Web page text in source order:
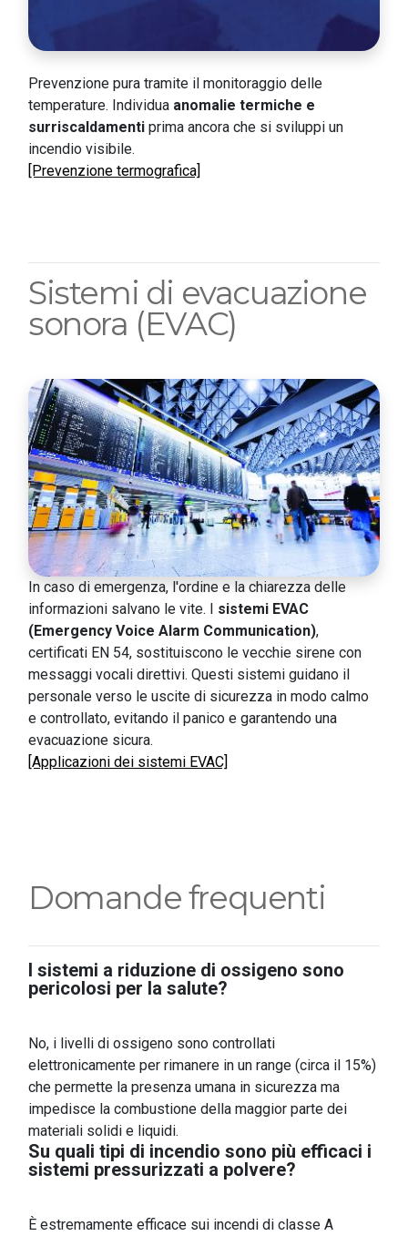
Prevenzione pura tramite il monitoraggio delle
temperature. Individua anomalie termiche e
surriscaldamenti prima ancora che si sviluppi un
incendio visibile.
[Prevenzione termografica]
Sistemi di evacuazione
sonora (EVAC)
In caso di emergenza, l'ordine e la chiarezza delle
informazioni salvano le vite. I sistemi EVAC
(Emergency Voice Alarm Communication),
certificati EN 54, sostituiscono le vecchie sirene con
messaggi vocali direttivi. Questi sistemi guidano il
personale verso le uscite di sicurezza in modo calmo
e controllato, evitando il panico e garantendo una
evacuazione sicura.
[Applicazioni dei sistemi EVAC]
Domande frequenti
I sistemi a riduzione di ossigeno sono
pericolosi per la salute?
No, i livelli di ossigeno sono controllati
elettronicamente per rimanere in un range (circa il 15%)
che permette la presenza umana in sicurezza ma
impedisce la combustione della maggior parte dei
materiali solidi e liquidi.
Su quali tipi di incendio sono più efficaci i
sistemi pressurizzati a polvere?
È estremamente efficace sui incendi di classe A